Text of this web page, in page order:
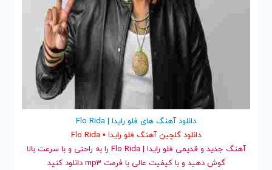
دانلود آهنگ های فلو رایدا | Flo Rida
دانلود گلچین آهنگ فلو رایدا • Flo Rida
آهنگ جدید
و قدیمی فلو رایدا | Flo Rida را به راحتی و با سرعت بالا
گوش دهید و با کیفیت عالی با فرمت mp3 دانلود کنید